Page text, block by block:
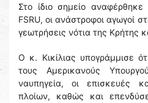
Στο ίδιο σημείο
FSRU, οι ανάστροφοι αγωγοί
γεωτρήσεις νότια της Κρήτης
Ο κ. Κικίλιας υπογράμμισε
τους Αμερικανούς
ναυπηγεία, οι επισκευές
πλοίων, καθώς και